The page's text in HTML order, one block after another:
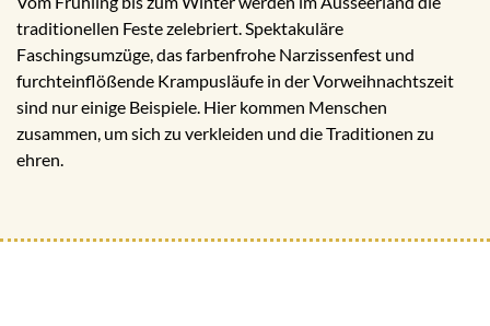
traditionellen Feste zelebriert. Spektakuläre
Faschingsumzüge, das farbenfrohe Narzissenfest und
furchteinflößende Krampusläufe in der Vorweihnachtszeit
sind nur einige Beispiele. Hier kommen Menschen
zusammen, um sich zu verkleiden und die Traditionen zu
ehren.